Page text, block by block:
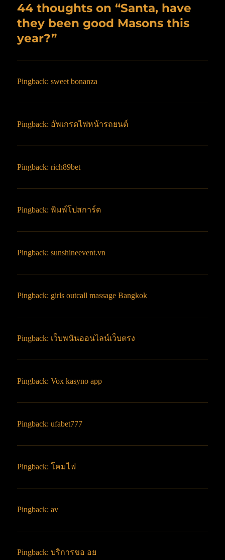
44 thoughts on “Santa, have
they been good Masons this
year?”
Pingback:sweet bonanza
Pingback: อัพเกรดไฟหน้ารถยนต์
Pingback:rich89bet
Pingback:พิมพ์โปสการ์ด
Pingback:sunshineevent.vn
Pingback: girls outcall massage Bangkok
Pingback: เว็บพนันออนไลน์เว็บตรง
Pingback:Vox kasyno app
Pingback:ufabet777
Pingback:โคมไฟ
Pingback:av
Pingback:บริการขอ อย